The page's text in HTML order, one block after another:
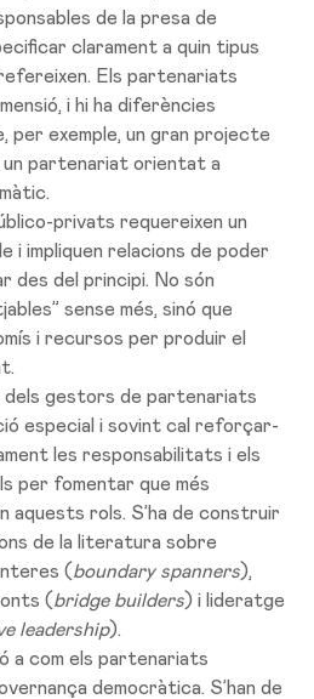
de la presa de
clarament a quin tipus
Els partenariats
i hi ha diferències
per exemple, un gran projecte
partenariat orientat a
privats requereixen un
i impliquen relacions de poder
des del principi. No són
sense més, sinó que
i recursos per produir el
dels gestors de partenariats
especial i sovint cal reforçar-
les responsabilitats i els
per fomentar que més
aquests rols. S’ha de construir
de la literatura sobre
( boundary spanners),
( bridge builders) i lideratge
leadership).
a com els partenariats
democràtica. S’han de